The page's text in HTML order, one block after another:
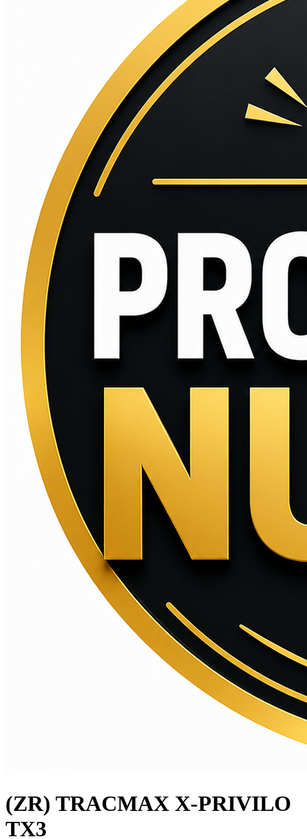
(ZR) TRACMAX X-PRIVILO
TX3